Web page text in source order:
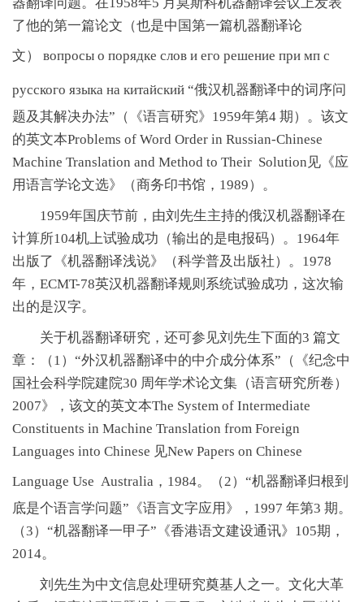
了他的第一篇论文（也是中国第一篇机器翻译论
文）
вопросы о порядке слов и его решение при мп с
русского языка на китайский “俄汉机器翻译中的词序问
题及其解决办法”（《语言研究》1959年第4 期）。该文
的英文本Problems of Word Order in Russian-Chinese
Machine Translation and Method to Their Solution见《应
用语言学论文选》（商务印书馆，1989）。
1959年国庆节前，由刘先生主持的俄汉机器翻译在
计算所104机上试验成功（输出的是电报码）。1964年
出版了《机器翻译浅说》（科学普及出版社）。1978
年，ECMT-78英汉机器翻译规则系统试验成功，这次输
出的是汉字。
关于机器翻译研究，还可参见刘先生下面的3 篇文
章：（1）“外汉机器翻译中的中介成分体系”（《纪念中
国社会科学院建院30 周年学术论文集（语言研究所卷）
2007》，该文的英文本The System of Intermediate
Constituents in Machine Translation from Foreign
Languages into Chinese 见New Papers on Chinese
Language Use Australia，1984。（2）“机器翻译归根到
底是个语言学问题”《语言文字应用》，1997 年第3 期。
（3）“机器翻译一甲子”《香港语文建设通讯》105期，
2014。
刘先生为中文信息处理研究奠基人之一。文化大革